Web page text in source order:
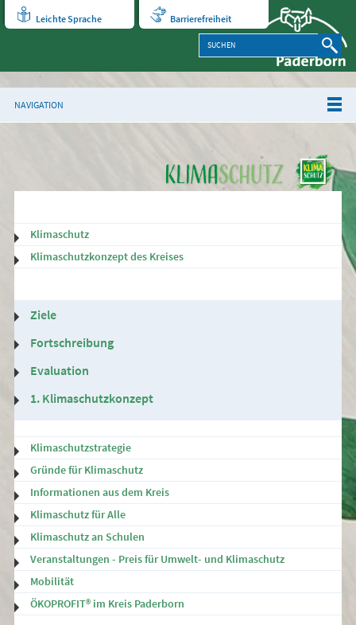
Leichte Sprache Barrierefreiheit
NAVIGATION
Klimaschutz
Klimaschutzkonzept des Kreises
Ziele
Fortschreibung
Evaluation
1. Klimaschutzkonzept
Klimaschutzstrategie
Gründe für Klimaschutz
Informationen aus dem Kreis
Klimaschutz für Alle
Klimaschutz an Schulen
Veranstaltungen - Preis für Umwelt- und Klimaschutz
Mobilität
ÖKOPROFIT® im Kreis Paderborn